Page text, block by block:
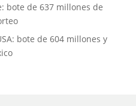
bote de 637 millones de
bote de 604 millones y